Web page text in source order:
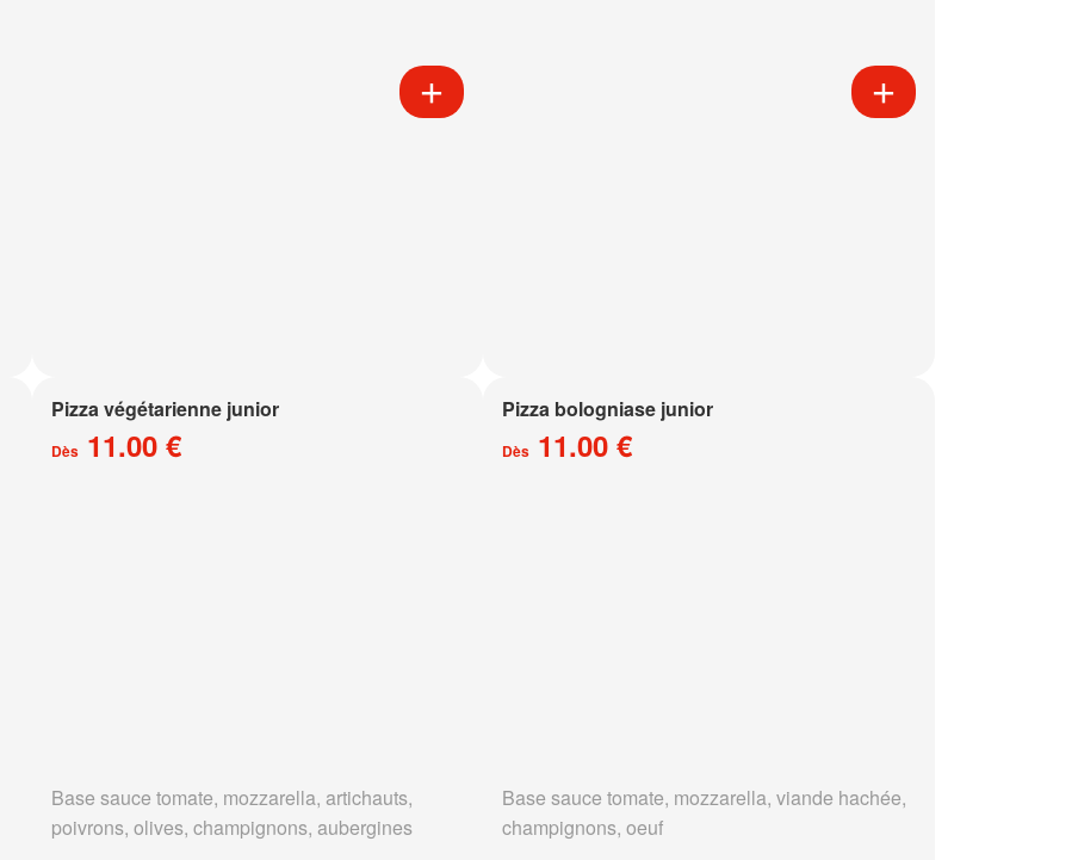
Pizza végétarienne junior
Dès11.00 €
Base sauce tomate, mozzarella, artichauts,
poivrons, olives, champignons, aubergines
Pizza bologniase junior
Dès 11.00 €
Base sauce tomate, mozzarella, viande hachée,
champignons, oeuf